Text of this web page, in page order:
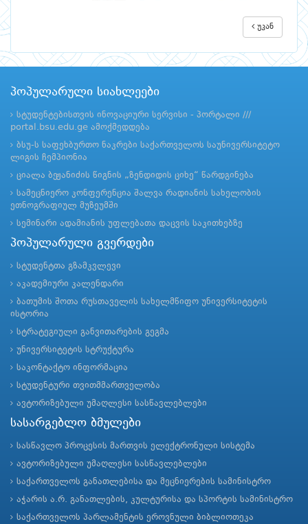
უკან
პოპულარული სიახლეები
სტუდენტებისთვის ინოვაციური სერვისი - პორტალი ///
portal.bsu.edu.ge ამოქმედდება
ბსუ-ს საფეხბურთო ნაკრები საქართველოს საუნივერსიტეტო
ლიგის ჩემპიონია
ციალა ბეჟანიძის წიგნის „ზენდიდის ციხე“ წარდგინება
სამეცნიერო კონფერენცია შალვა რადიანის სახელობის
ეთნოგრაფიულ მუზეუმში
სემინარი ადამიანის უფლებათა დაცვის საკითხებზე
პოპულარული გვერდები
სტუდენტთა გზამკვლევი
აკადემიური კალენდარი
ბათუმის შოთა რუსთაველის სახელმწიფო უნივერსიტეტის
ისტორია
სტრატეგიული განვითარების გეგმა
უნივერსიტეტის სტრუქტურა
საკონტაქტო ინფორმაცია
სტუდენტური თვითმმართველობა
ავტორიზებული უმაღლესი სასწავლებლები
სასარგებლო ბმულები
სასწავლო პროცესის მართვის ელექტრონული სისტემა
ავტორიზებული უმაღლესი სასწავლებლები
საქართველოს განათლებისა და მეცნიერების სამინისტრო
აჭარის ა.რ. განათლების, კულტურისა და სპორტის სამინისტრო
საქართველოს პარლამენტის ეროვნული ბიბლიოთეკა